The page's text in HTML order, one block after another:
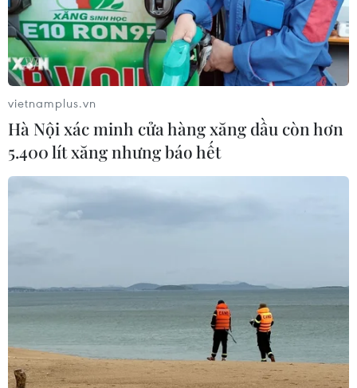
vietnamplus.vn
Hà Nội xác minh cửa hàng xăng dầu còn hơn
5.400 lít xăng nhưng báo hết